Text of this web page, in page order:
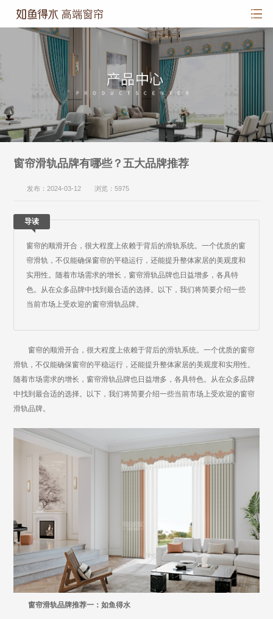
窗帘滑轨品牌有哪些？五大品牌推荐
发布：2024-03-12 浏览：5975
导读
窗帘的顺滑开合，很大程度上依赖于背后的滑轨系统。一个优质的窗
帘滑轨，不仅能确保窗帘的平稳运行，还能提升整体家居的美观度和
实用性。随着市场需求的增长，窗帘滑轨品牌也日益增多，各具特
色。从在众多品牌中找到最合适的选择。以下，我们将简要介绍一些
当前市场上受欢迎的窗帘滑轨品牌。
窗帘的顺滑开合，很大程度上依赖于背后的滑轨系统。一个优质的窗帘
滑轨，不仅能确保窗帘的平稳运行，还能提升整体家居的美观度和实用性。
随着市场需求的增长，窗帘滑轨品牌也日益增多，各具特色。从在众多品牌
中找到最合适的选择。以下，我们将简要介绍一些当前市场上受欢迎的窗帘
滑轨品牌。
窗帘滑轨品牌推荐一：如鱼得水